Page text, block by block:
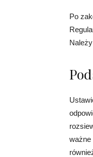
Po
ważne